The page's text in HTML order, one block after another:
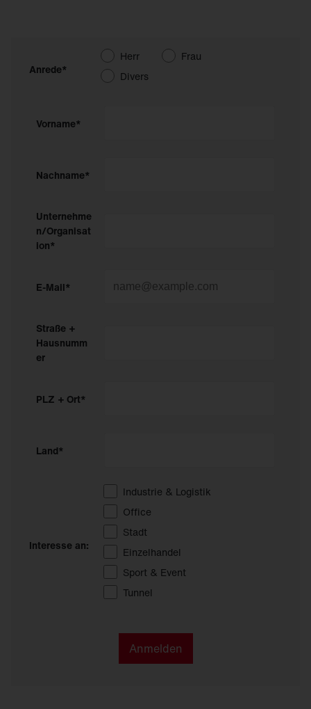
Anrede*
Herr
Frau
Divers
Vorname*
Nachname*
Unternehme
n/Organisat
ion*
E-Mail*
Straße +
Hausnumm
er
PLZ + Ort*
Land*
Interesse an:
Industrie & Logistik
Office
Stadt
Einzelhandel
Sport & Event
Tunnel
Anmelden